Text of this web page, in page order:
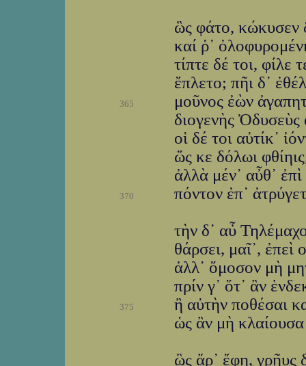
ὣς φάτο, κώκυσεν
καί ῥ᾽
τίπτε δέ τοι, φίλε
ἔπλετο; πῆι δ᾽
365
μοῦνος ἐὼν
διογενὴς Ὀδυσεὺς
οἱ δέ τοι αὐτίκ᾽
ὥς κε δόλωι
ἀλλὰ μέν᾽ αὖθ᾽
370
πόντον ἐπ᾽
τὴν δ᾽ αὖ
θάρσει, μαῖ᾽,
ἀλλ᾽ ὄμοσον μὴ
πρίν γ᾽ ὅτ᾽ ἂν
375
ἢ αὐτὴν ποθέσαι
ὡς ἂν μὴ
ὣς ἄρ᾽ ἔφη, γρῆυς